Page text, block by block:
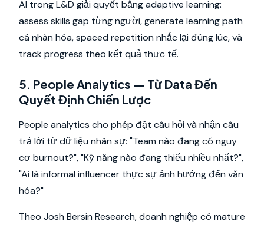
AI trong L&D giải quyết bằng adaptive learning:
assess skills gap từng người, generate learning path
cá nhân hóa, spaced repetition nhắc lại đúng lúc, và
track progress theo kết quả thực tế.
5. People Analytics — Từ Data Đến
Quyết Định Chiến Lược
People analytics cho phép đặt câu hỏi và nhận câu
trả lời từ dữ liệu nhân sự: "Team nào đang có nguy
cơ burnout?", "Kỹ năng nào đang thiếu nhiều nhất?",
"Ai là informal influencer thực sự ảnh hưởng đến văn
hóa?"
Theo Josh Bersin Research, doanh nghiệp có mature